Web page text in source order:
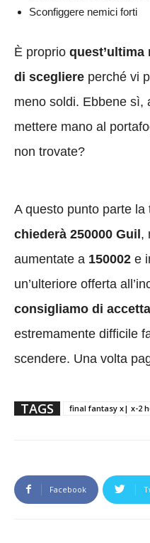
Sconfiggere nemici forti
È proprio
di scegliere perché vi
meno soldi. Ebbene sì,
mettere mano al
non trovate?
A questo punto parte la
chiederà 250000 Guil,
aumentate a 150002 e
un’ulteriore offerta
consigliamo di
estremamente difficile
scendere. Una volta
TAGS final fantasy x| x-2
Facebook